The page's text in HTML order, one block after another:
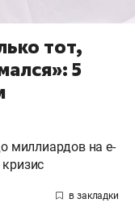
тот,
5
миллиардов на e-